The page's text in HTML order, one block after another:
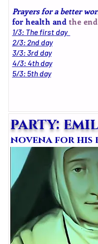
Prayers for a better
for health and the
1/3: The first day
2/3: 2nd day
3/3: 3rd day
4/3: 4th day
5/3: 5th day
party:
novena for his